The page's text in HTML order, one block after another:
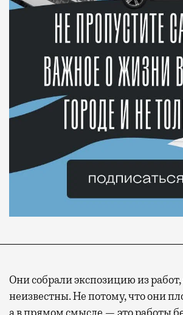
Они собрали экспозицию из
неизвестны. Не потому, что они